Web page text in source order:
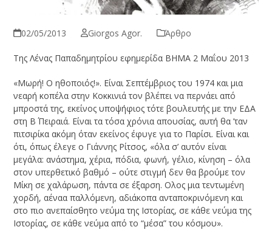
02/05/2013 Giorgos Agor. Άρθρο
Της Λένας Παπαδημητρίου εφημερίδα ΒΗΜΑ 2 Μαΐου 2013
«Μωρή! Ο ηθοποιός!». Είναι Σεπτέμβριος του 1974 και μια
νεαρή κοπέλα στην Κοκκινιά τον βλέπει να περνάει από
μπροστά της, εκείνος υποψήφιος τότε βουλευτής με την ΕΔΑ
στη Β΄ Πειραιά. Είναι τα τόσα χρόνια απουσίας, αυτή θα ’ταν
πιτσιρίκα ακόμη όταν εκείνος έφυγε για το Παρίσι. Είναι και
ότι, όπως έλεγε ο Γιάννης Ρίτσος, «όλα σ’ αυτόν είναι
μεγάλα: ανάστημα, χέρια, πόδια, φωνή, γέλιο, κίνηση – όλα
στον υπερθετικό βαθμό – ούτε στιγμή δεν θα βρούμε τον
Μίκη σε χαλάρωση, πάντα σε έξαρση. Ολος μια τεντωμένη
χορδή, αέναα παλλόμενη, αδιάκοπα ανταποκρινόμενη και
στο πιο ανεπαίσθητο νεύμα της Ιστορίας, σε κάθε νεύμα της
Ιστορίας, σε κάθε νεύμα από το “μέσα” του κόσμου».